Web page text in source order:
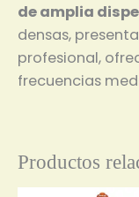
de amplia
densas,
profesional,
frecuencias
Productos